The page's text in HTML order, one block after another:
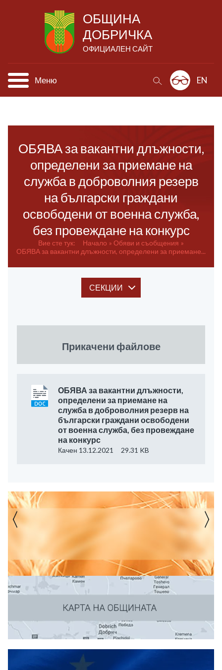
ОБЩИНА
ДОБРИЧКА
ОФИЦИАЛЕН САЙТ
Меню EN
ОБЯВА за вакантни длъжности,
определени за приемане на
служба в доброволния резерв
на български граждани
освободени от военна служба,
без провеждане на конкурс
Вие сте тук: Начало
Обяви и съобщения
ОБЯВА за вакантни длъжности, определени за приемане...
СЕКЦИИ
Прикачени файлове
ОБЯВА за вакантни длъжности,
определени за приемане на
служба в доброволния резерв на
български граждани освободени
от военна служба, без провеждане
на конкурс
Качен 13.12.2021 29.31 KB